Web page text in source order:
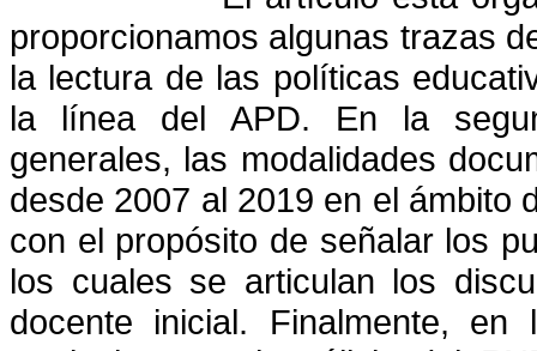
proporcionamos algunas trazas
la lectura de las políticas
la línea del APD. En la
generales, las modalidades
desde 2007 al 2019 en el ámbito
con el propósito de señalar los
los cuales se articulan los
docente inicial. Finalmente,